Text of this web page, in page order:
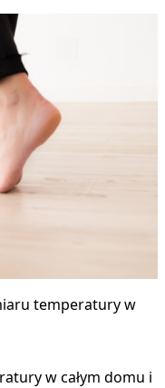
temperatury w
w całym domu i